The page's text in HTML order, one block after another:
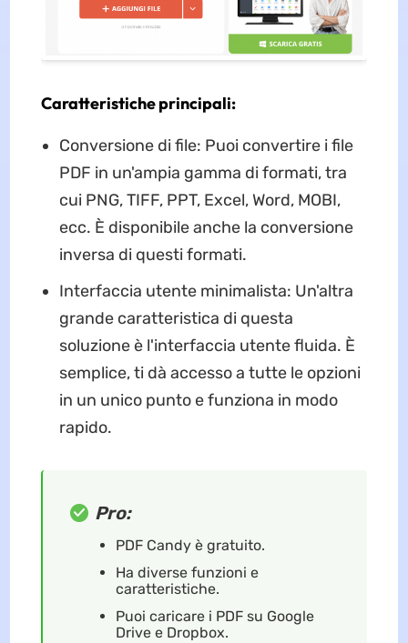
Caratteristiche principali:
Conversione di file: Puoi convertire i file
PDF in un'ampia gamma di formati, tra
cui PNG, TIFF, PPT, Excel, Word, MOBI,
ecc. È disponibile anche la conversione
inversa di questi formati.
Interfaccia utente minimalista: Un'altra
grande caratteristica di questa
soluzione è l'interfaccia utente fluida. È
semplice, ti dà accesso a tutte le opzioni
in un unico punto e funziona in modo
rapido.
Pro:
PDF Candy è gratuito.
Ha diverse funzioni e
caratteristiche.
Puoi caricare i PDF su Google
Drive e Dropbox.